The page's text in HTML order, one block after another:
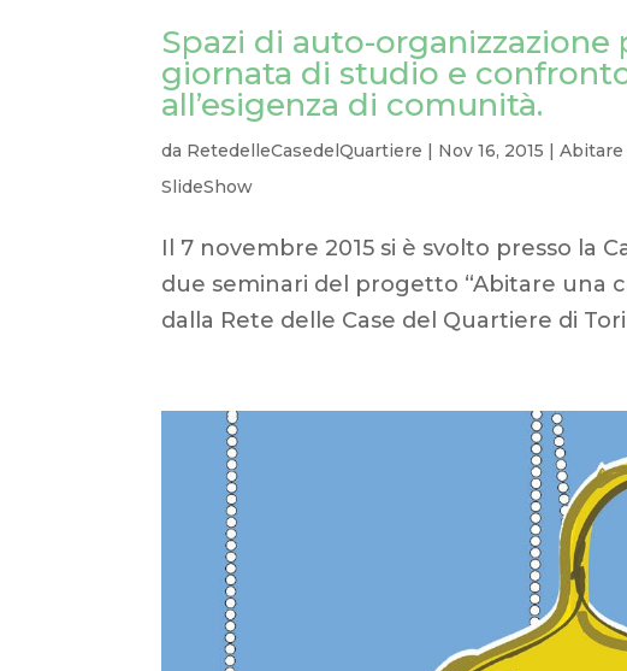
Spazi di auto-
giornata di studio e
all’esigenza di comunità.
da RetedelleCasedelQuartiere | Nov 16, 2015 |Abitare
SlideShow
Il 7 novembre 2015 si è svolto presso la
due seminari del progetto “Abitare una
dalla Rete delle Case del Quartiere di